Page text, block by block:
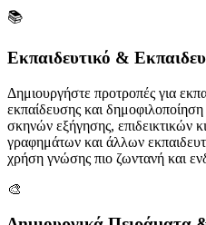
📚
Εκπαιδευτικό &
Δημιουργήστε προτροπές για
εκπαίδευσης και
σκηνών εξήγησης, επιδεικτικών
γραφημάτων και άλλων
χρήση γνώσης πιο ζωντανή και
🎨